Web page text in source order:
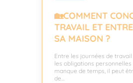
🏡COMMENT
TRAVAIL ET
SA MAISON ?
Entre les journées de
les obligations personnelles
manque de temps, il peut
de…